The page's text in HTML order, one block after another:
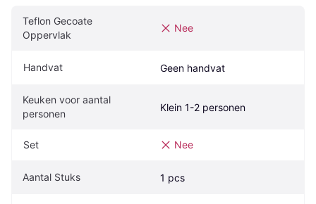
Teflon Gecoate
Oppervlak
Nee
Handvat Geen handvat
Keuken voor aantal
personen
Klein 1-2 personen
Set Nee
Aantal Stuks 1 pcs